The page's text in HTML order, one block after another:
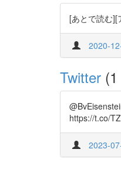
[あとで読む][
2020-
Twitter
https://t.co/
2023-